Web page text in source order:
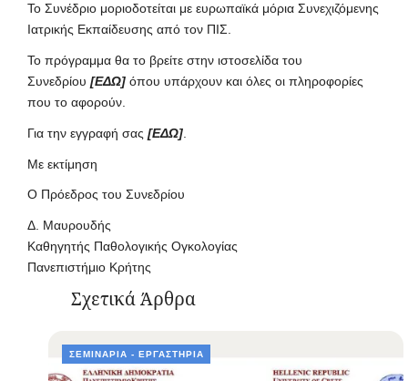
Το Συνέδριο μοριοδοτείται με ευρωπαϊκά μόρια Συνεχιζόμενης
Ιατρικής Εκπαίδευσης από τον ΠΙΣ.
Το πρόγραμμα θα το βρείτε στην ιστοσελίδα του
Συνεδρίου [ΕΔΩ] όπου υπάρχουν και όλες οι πληροφορίες
που το αφορούν.
Για την εγγραφή σας [ΕΔΩ]
Με εκτίμηση
Ο Πρόεδρος του Συνεδρίου
Δ. Μαυρουδής
Καθηγητής Παθολογικής Ογκολογίας
Πανεπιστήμιο Κρήτης
Σχετικά Άρθρα
ΣΕΜΙΝΆΡΙΑ - ΕΡΓΑΣΤΉΡΙΑ